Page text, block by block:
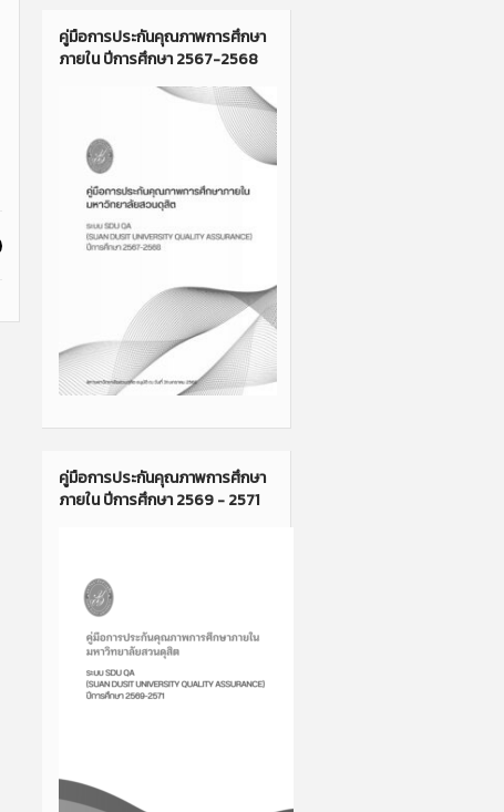
คู่มือการประกันคุณภาพการศึกษา
ภายใน ปีการศึกษา 2567-2568
คู่มือการประกันคุณภาพการศึกษา
ภายใน ปีการศึกษา 2569 - 2571